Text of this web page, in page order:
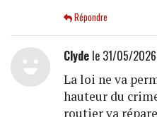
Répondre
Clydele 31/05/2026
La loi ne va
hauteur du
routier va